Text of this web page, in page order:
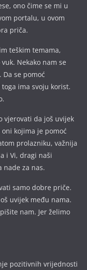
ono čime se mi u
portalu, u ovom
priča.
teškim temama,
Nekako nam se
se pomoć
ima svoju korist.
vjerovati da još uvijek
kojima je pomoć
prolazniku, važnija
i Vi, dragi naši
za nas.
samo dobre priče.
uvijek među nama.
nam. Jer želimo
pozitivnih vrijednosti